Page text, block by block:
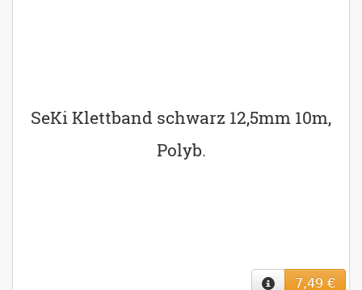
SeKi Klettband schwarz 12,5mm 10m,
Polyb.
7,49 €